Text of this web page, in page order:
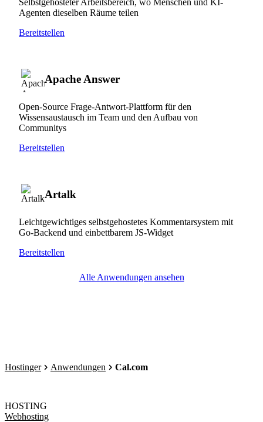
Agenten dieselben Räume teilen
Bereitstellen
Apache Answer
Open-Source Frage-Antwort-Plattform für den
Wissensaustausch im Team und den Aufbau von
Communitys
Bereitstellen
Artalk
Leichtgewichtiges selbstgehostetes Kommentarsystem mit
Go-Backend und einbettbarem JS-Widget
Bereitstellen
Alle Anwendungen ansehen
Hostinger Anwendungen Cal.com
HOSTING
Webhosting